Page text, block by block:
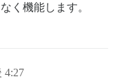
く機能します。
4:27